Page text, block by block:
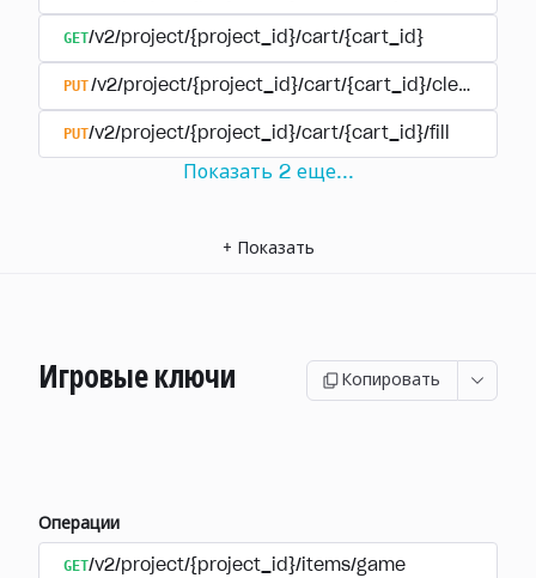
GET/v2/project/{project_id}/cart/{cart_id}
PUT/v2/project/{project_id}/cart/{cart_id}/clear
PUT/v2/project/{project_id}/cart/{cart_id}/fill
Показать 2 еще...
+ Показать
Игровые ключи Копировать
Операции
GET/v2/project/{project_id}/items/game